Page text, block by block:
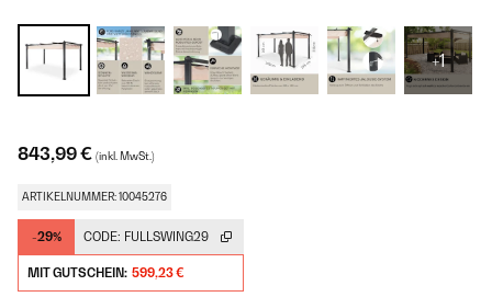
+1
843,99 € (inkl. MwSt.)
ARTIKELNUMMER: 10045276
-29% CODE: FULLSWING29
MIT GUTSCHEIN: 599,23 €